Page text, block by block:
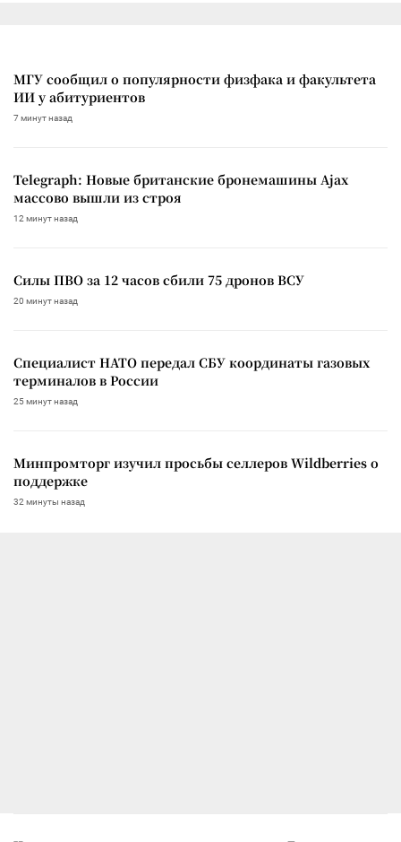
МГУ сообщил о популярности физфака и факультета
ИИ у абитуриентов
7 минут назад
Telegraph: Новые британские бронемашины Ajax
массово вышли из строя
12 минут назад
Силы ПВО за 12 часов сбили 75 дронов ВСУ
20 минут назад
Специалист НАТО передал СБУ координаты газовых
терминалов в России
25 минут назад
Минпромторг изучил просьбы селлеров Wildberries о
поддержке
32 минуты назад